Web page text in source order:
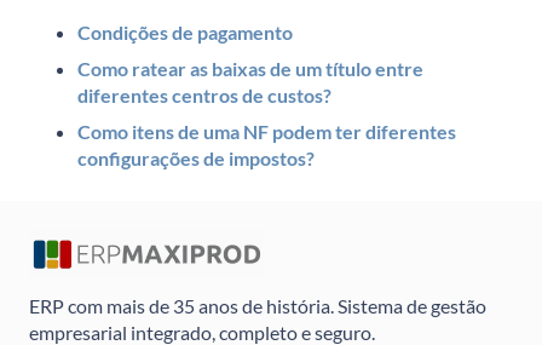
Condições de pagamento
Como ratear as baixas de um título entre
diferentes centros de custos?
Como itens de uma NF podem ter diferentes
configurações de impostos?
ERP com mais de 35 anos de história. Sistema de gestão
empresarial integrado, completo e seguro.